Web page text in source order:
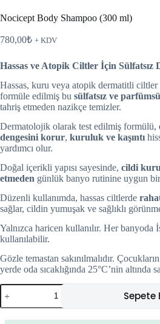
Nocicept Body Shampoo (300 ml)
780,00₺ + KDV
Hassas ve Atopik Ciltler İçin Sülfatsız
Hassas, kuru veya atopik dermatitli
formüle edilmiş bu sülfatsız ve
tahriş etmeden nazikçe temizler.
Dermatolojik olarak test edilmiş formülü,
dengesini korur, kuruluk ve kaşıntı
yardımcı olur.
Doğal içerikli yapısı sayesinde, cildi
etmeden günlük banyo rutinine uygun
Düzenli kullanımda, hassas ciltlerde
sağlar, cildin yumuşak ve sağlıklı
Yalnızca haricen kullanılır. Her banyoda
kullanılabilir.
Gözle temastan sakınılmalıdır.
yerde oda sıcaklığında 25°C’nin altında
Nocicept
Body
Shampoo
(300
Sepete